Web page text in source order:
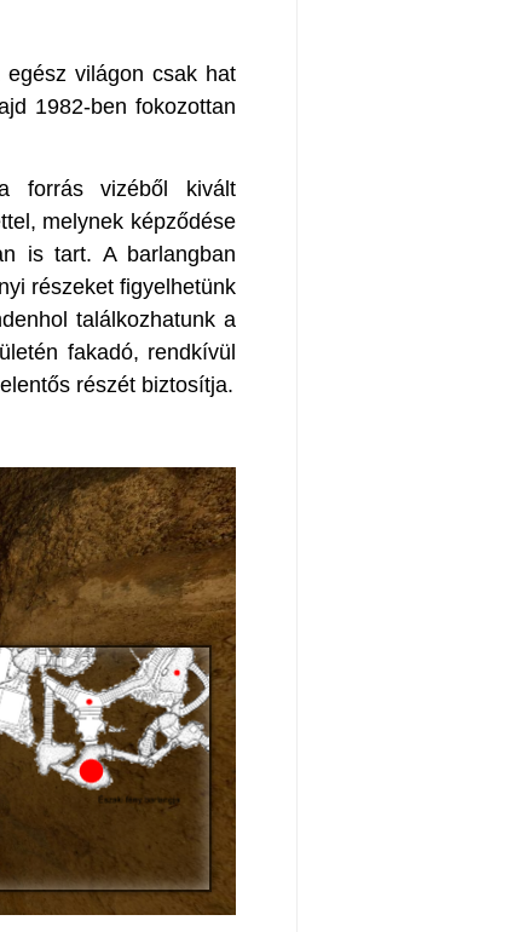
világon csak hat
1982-ben fokozottan
forrás vizéből kivált
melynek képződése
is tart. A barlangban
részeket figyelhetünk
találkozhatunk a
fakadó, rendkívül
részét biztosítja.